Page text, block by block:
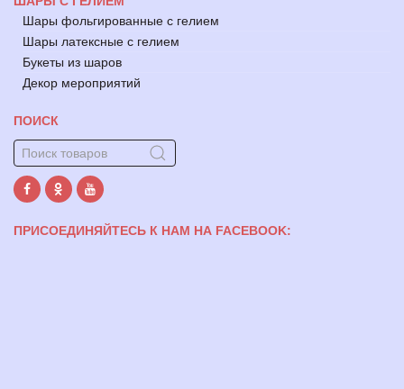
Шары фольгированные с гелием
Шары латексные с гелием
Букеты из шаров
Декор мероприятий
ПОИСК
ПРИСОЕДИНЯЙТЕСЬ К НАМ НА FACEBOOK: